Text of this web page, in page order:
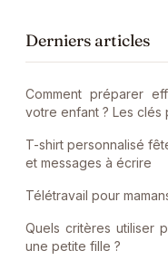
Derniers articles
Comment préparer
votre enfant ? Les clés
T-shirt personnalisé
et messages à écrire
Télétravail pour
Quels critères utiliser
une petite fille ?